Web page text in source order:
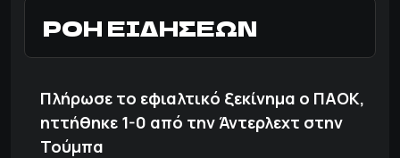
ΡΟΗ ΕΙΔΗΣΕΩΝ
Πλήρωσε το εφιαλτικό ξεκίνημα ο ΠΑΟΚ,
ηττήθηκε 1-0 από την Άντερλεχτ στην
Τούμπα